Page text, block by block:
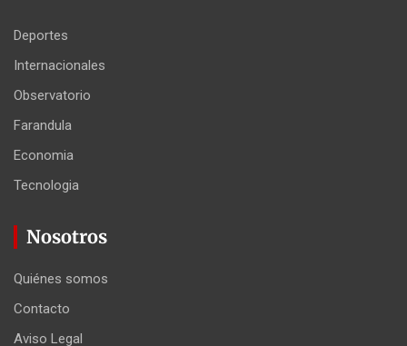
Deportes
Internacionales
Observatorio
Farandula
Economia
Tecnologia
Nosotros
Quiénes somos
Contacto
Aviso Legal